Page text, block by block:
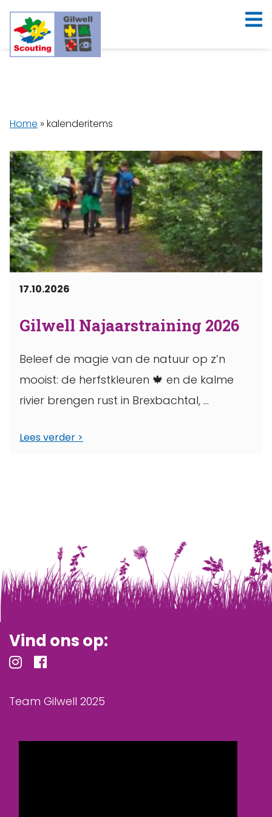
Home » kalenderitems
17.10.2026
Gilwell Najaarstraining 2026
Beleef de magie van de natuur op z’n
mooist: de herfstkleuren 🍁 en de kalme
rivier brengen rust in Brexbachtal, ...
Lees verder
Vind ons op:
Team Gilwell 2025